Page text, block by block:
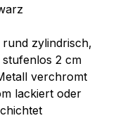
zylindrisch,
2 cm
verchromt
lackiert oder